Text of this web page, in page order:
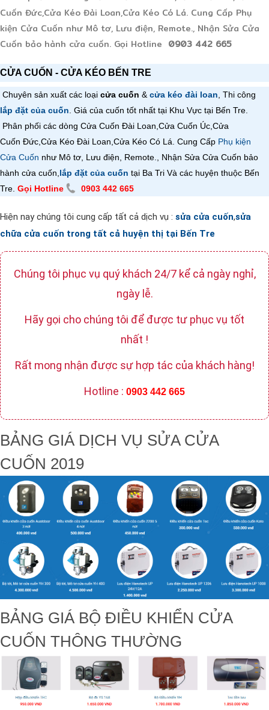
Cuốn Đức,Cửa Kéo Đài Loan,Cửa Kéo Có Lá. Cung Cấp Phụ
kiện Cửa Cuốn như Mô tơ, Lưu điện, Remote., Nhận Sửa Cửa
Cuốn bảo hành cửa cuốn. Gọi Hotline 0903 442 665
CỬA CUỐN - CỬA KÉO BẾN TRE
Chuyên sản xuất các loại cửa cuốn & cửa kéo đài loan , Thi công
lắp đặt của cuốn . Giá của cuốn tốt nhất tại Khu Vực tại Bến Tre.
Phân phối các dòng Cửa Cuốn Đài Loan, Cửa Cuốn Úc, Cửa
Cuốn Đức, Cửa Kéo Đài Loan, Cửa Kéo Có Lá . Cung Cấp Phụ kiện
Cửa Cuốn như Mô tơ, Lưu điện, Remote., Nhận Sửa Cửa Cuốn bảo
hành cửa cuốn, lắp đặt của cuốn tại Ba Tri Và các huyện thuộc Bến
Tre. Gọi Hotline 0903 442 665
Hiện nay chúng tôi cung cấp tất cả dịch vụ : sửa cửa cuốn,sửa
chữa cửa cuốn trong tất cả huyện thị tại Bến Tre
Chúng tôi phục vụ quý khách 24/7 kể cả ngày nghỉ,
ngày lễ.
Hãy gọi cho chúng tôi để được tư phục vụ tốt
nhất !
Rất mong nhận được sự hợp tác của khách hàng!
Hotline : 0903 442 665
BẢNG GIÁ DỊCH VỤ SỬA CỬA
CUỐN 2019
BẢNG GIÁ BỘ ĐIỀU KHIỂN CỬA
CUỐN THÔNG THƯỜNG